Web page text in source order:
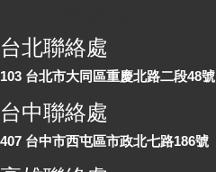
台北聯絡處
103 台北市大同區重慶北路二段48號
台中聯絡處
407 台中市西屯區市政北七路186號